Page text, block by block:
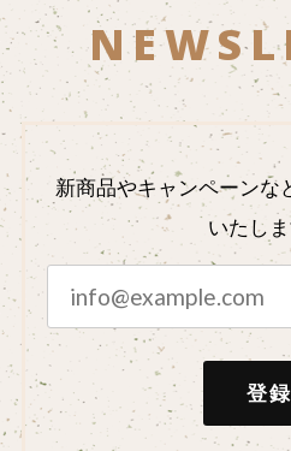
新商品やキャンペーンな
いたし
登録